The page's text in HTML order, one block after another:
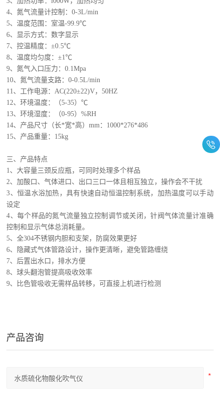
4、氮气流量计控制：0-3L/min
5、温度范围：室温-99.9℃
6、显示方式：数字显示
7、控温精度：±0.5℃
8、温度均匀度：±1℃
9、氮气入口压力：0.1Mpa
10、氮气流量支路：0-0.5L/min
11、工作电源：AC(220±22)V，50HZ
12、环境温度：（5-35）℃
13、环境湿度：（0-95）%RH
14、产品尺寸（长*宽*高）mm： 1000*276*486
15、产品重量： 15kg
三、产品特点
1、大容量三颈反应瓶，可同时处理多个样品
2、加 酸口、气体进口、出口三口一体且相互独立，操作会不干扰
3、恒温水浴加热，具有快速自动恒温控制系统，加热温度可以手动
设定
4、每个样品的氮气流量独立控制调节或关闭，针阀气体流量计准确
控制和显示气体总消耗量。
5、全304不锈钢内胆和支架，防腐效果更好
6、隐藏式气体管路设计，操作更清晰，避免管路缠绕
7、后置出水口，排水方便
8、球头翻泡管提高吸收效率
9、比色管吸收无需样品转移，可直接上机进行检测
产品咨询